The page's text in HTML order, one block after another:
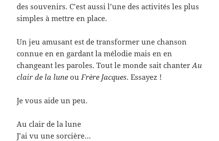
des souvenirs. C’est aussi l’une des activités les plus
simples à mettre en place.
Un jeu amusant est de transformer une chanson
connue en en gardant la mélodie mais en en
changeant les paroles. Tout le monde sait chanterAu
clair de la lune ou Frère Jacques. Essayez !
Je vous aide un peu.
Au clair de la lune
J’ai vu une sorcière…